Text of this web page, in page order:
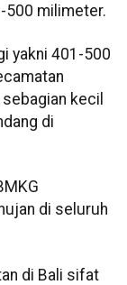
500 milimeter.
yakni 401-500
kecil
di
di seluruh
di Bali sifat